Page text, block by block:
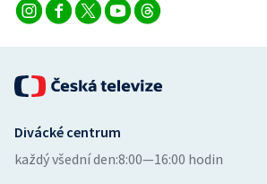
Divácké centrum
každý všední den:8:00—16:00 hodin